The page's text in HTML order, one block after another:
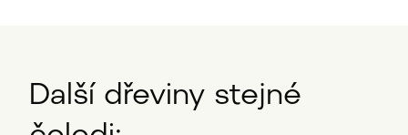
Další dřeviny stejné